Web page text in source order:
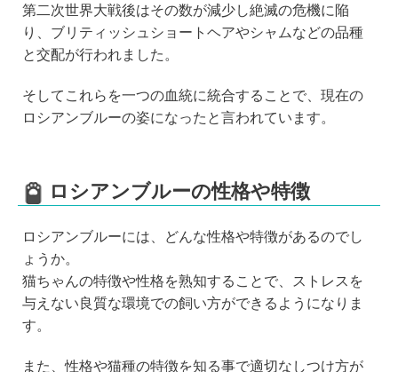
第二次世界大戦後はその数が減少し絶滅の危機に陥
り、ブリティッシュショートヘアやシャムなどの品種
と交配が行われました。
そしてこれらを一つの血統に統合することで、現在の
ロシアンブルーの姿になったと言われています。
ロシアンブルーの性格や特徴
ロシアンブルーには、どんな性格や特徴があるのでし
ょうか。
猫ちゃんの特徴や性格を熟知することで、ストレスを
与えない良質な環境での飼い方ができるようになりま
す。
また、性格や猫種の特徴を知る事で適切なしつけ方が